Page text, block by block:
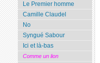
Le Premier homme
Camille Claudel
No
Syngué Sabour
Ici et là-bas
Comme un lion